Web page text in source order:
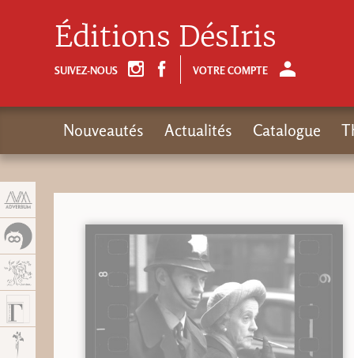
Éditions DésIris
SUIVEZ-NOUS VOTRE COMPTE
Nouveautés Actualités Catalogue